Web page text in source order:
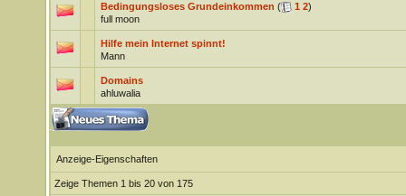
Bedingungsloses Grundeinkommen ( 1 2)
full moon
Hilfe mein Internet spinnt!
Mann
Domains
ahluwalia
Anzeige-Eigenschaften
Zeige Themen 1 bis 20 von 175